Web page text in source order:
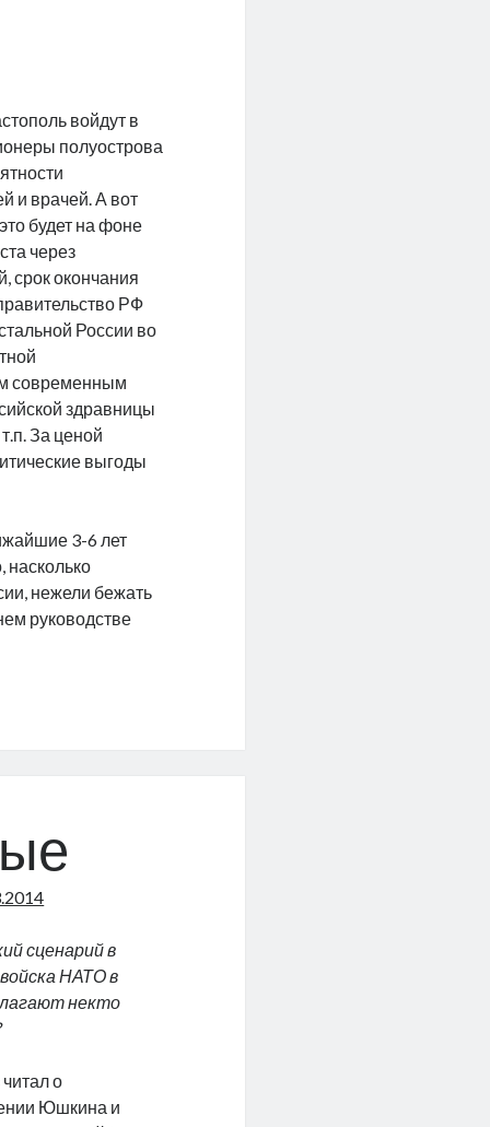
войдут в
полуострова
и врачей. А вот
будет на фоне
через
срок окончания
РФ
России во
современным
здравницы
За ценой
выгоды
3-6 лет
насколько
нежели бежать
руководстве
сценарий в
НАТО в
некто
о
Юшкина и